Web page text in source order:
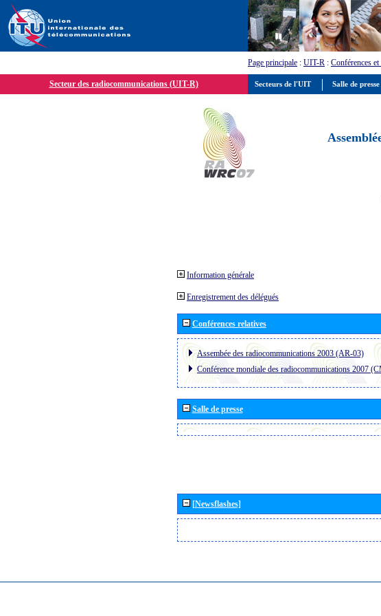
Page principale : UIT-R : Conférences
Secteur des radiocommunications (UIT-R)
Information générale
Enregistrement des délégués
Conférences relatives
Assembée des radiocommunications 2003 (AR-03)
Conférence mondiale des radiocommunications 2007
Salle de presse
[Newsflashes]
Secteurs de l'UIT Salle de presse